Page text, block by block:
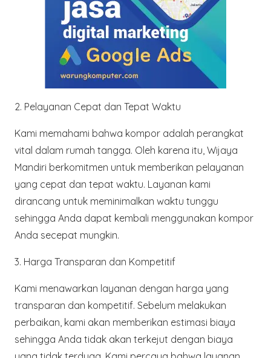
2. Pelayanan Cepat dan Tepat Waktu
Kami memahami bahwa kompor adalah perangkat
vital dalam rumah tangga. Oleh karena itu, Wijaya
Mandiri berkomitmen untuk memberikan pelayanan
yang cepat dan tepat waktu. Layanan kami
dirancang untuk meminimalkan waktu tunggu
sehingga Anda dapat kembali menggunakan kompor
Anda secepat mungkin.
3. Harga Transparan dan Kompetitif
Kami menawarkan layanan dengan harga yang
transparan dan kompetitif. Sebelum melakukan
perbaikan, kami akan memberikan estimasi biaya
sehingga Anda tidak akan terkejut dengan biaya